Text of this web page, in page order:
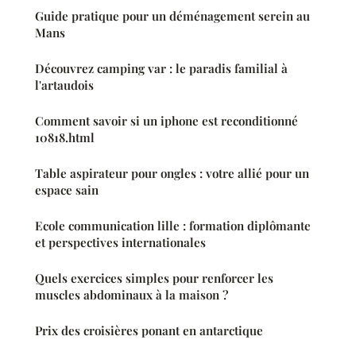
Guide pratique pour un déménagement serein au
Mans
Découvrez camping var : le paradis familial à
l'artaudois
Comment savoir si un iphone est reconditionné
10818.html
Table aspirateur pour ongles : votre allié pour un
espace sain
Ecole communication lille : formation diplômante
et perspectives internationales
Quels exercices simples pour renforcer les
muscles abdominaux à la maison ?
Prix des croisières ponant en antarctique